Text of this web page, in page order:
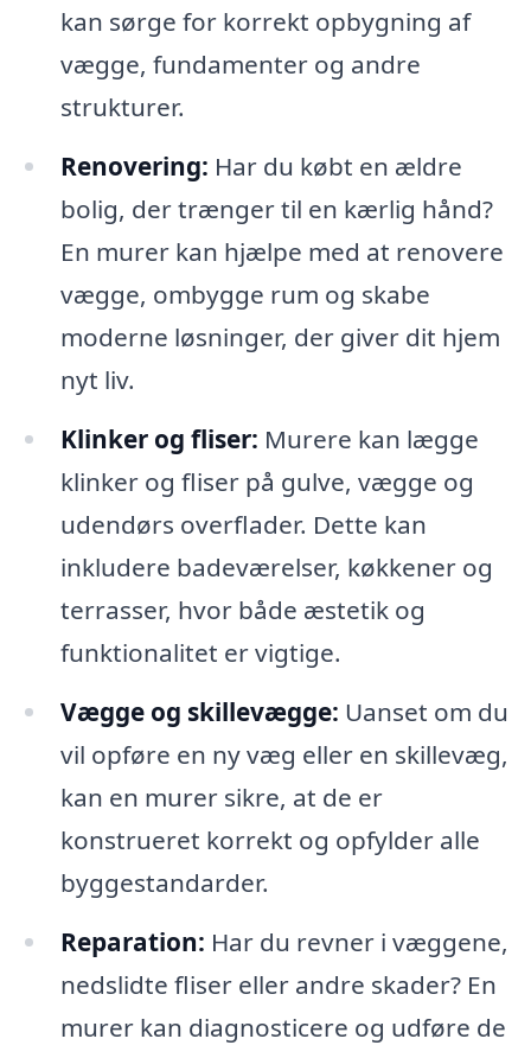
kan sørge for korrekt opbygning af
vægge, fundamenter og andre
strukturer.
Renovering: Har du købt en ældre
bolig, der trænger til en kærlig hånd?
En murer kan hjælpe med at renovere
vægge, ombygge rum og skabe
moderne løsninger, der giver dit hjem
nyt liv.
Klinker og fliser: Murere kan lægge
klinker og fliser på gulve, vægge og
udendørs overflader. Dette kan
inkludere badeværelser, køkkener og
terrasser, hvor både æstetik og
funktionalitet er vigtige.
Vægge og skillevægge: Uanset om du
vil opføre en ny væg eller en skillevæg,
kan en murer sikre, at de er
konstrueret korrekt og opfylder alle
byggestandarder.
Reparation: Har du revner i væggene,
nedslidte fliser eller andre skader? En
murer kan diagnosticere og udføre de